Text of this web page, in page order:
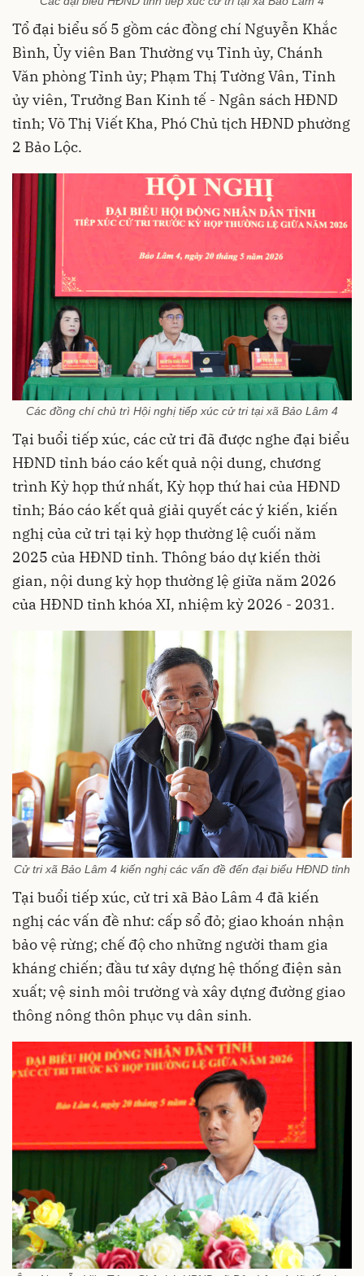
Tổ đại biểu số 5 gồm các đồng chí Nguyễn Khắc
Bình, Ủy viên Ban Thường vụ Tỉnh ủy, Chánh
Văn phòng Tỉnh ủy; Phạm Thị Tường Vân, Tỉnh
ủy viên, Trưởng Ban Kinh tế - Ngân sách HĐND
tỉnh; Võ Thị Viết Kha, Phó Chủ tịch HĐND phường
2 Bảo Lộc.
Các đồng chí chủ trì Hội nghị tiếp xúc cử tri tại xã Bảo Lâm 4
Tại buổi tiếp xúc, các cử tri đã được nghe đại biểu
HĐND tỉnh báo cáo kết quả nội dung, chương
trình Kỳ họp thứ nhất, Kỳ họp thứ hai của HĐND
tỉnh; Báo cáo kết quả giải quyết các ý kiến, kiến
nghị của cử tri tại kỳ họp thường lệ cuối năm
2025 của HĐND tỉnh. Thông báo dự kiến thời
gian, nội dung kỳ họp thường lệ giữa năm 2026
của HĐND tỉnh khóa XI, nhiệm kỳ 2026 - 2031.
Cử tri xã Bảo Lâm 4 kiến nghị các vấn đề đến đại biểu HĐND tỉnh
Tại buổi tiếp xúc, cử tri xã Bảo Lâm 4 đã kiến
nghị các vấn đề như: cấp sổ đỏ; giao khoán nhận
bảo vệ rừng; chế độ cho những người tham gia
kháng chiến; đầu tư xây dựng hệ thống điện sản
xuất; vệ sinh môi trường và xây dựng đường giao
thông nông thôn phục vụ dân sinh.